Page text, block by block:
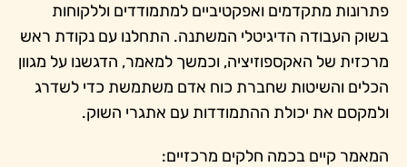
פתרונות מתקדמים ואפקטיביים למתמודדים וללקוחות
בשוק העבודה הדיגיטלי המשתנה. התחלנו עם נקודת ראש
מרכזית של האקספוזיציה, וכמשך למאמר, הדגשנו על מגוון
הכלים והשיטות שחברת כוח אדם משתמשת כדי לשדרג
ולמקסם את יכולת ההתמודדות עם אתגרי השוק.
המאמר קיים בכמה חלקים מרכזיים: